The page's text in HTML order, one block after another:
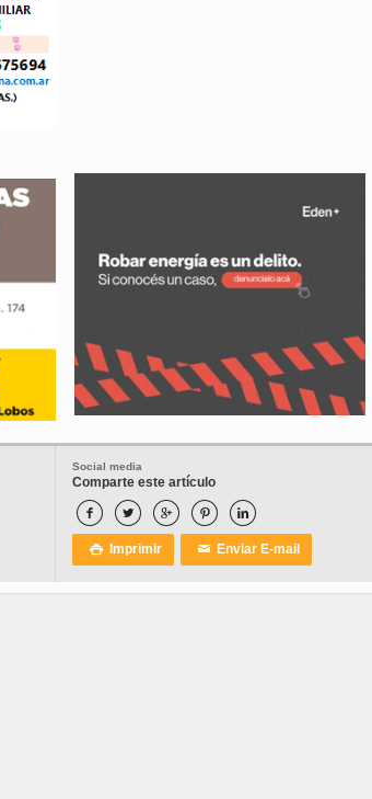
Social media
Comparte este artículo
    
 Imprimir ✉ Enviar E-mail